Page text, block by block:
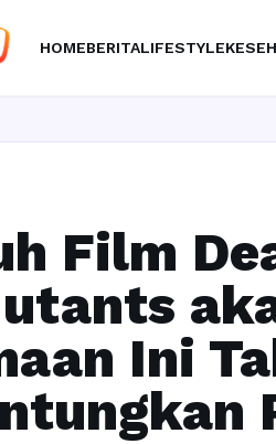
HOMEBERITALIFESTYLE
Film
Ini